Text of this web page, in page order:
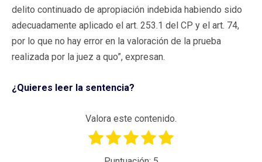
delito continuado de apropiación indebida habiendo sido
adecuadamente aplicado el art. 253.1 del CP y el art. 74,
por lo que no hay error en la valoración de la prueba
realizada por la juez a quo”, expresan.
¿Quieres leer la sentencia?
Valora este contenido.